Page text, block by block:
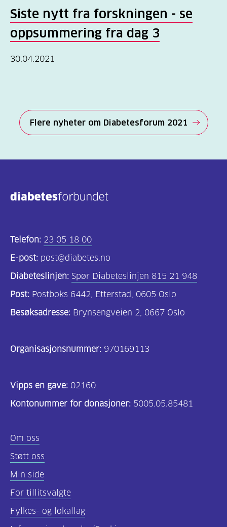
Siste nytt fra forskningen - se
oppsummering fra dag 3
30.04.2021
Flere nyheter om Diabetesforum 2021
Telefon: 23 05 18 00
E-post: post@diabetes.no
Diabeteslinjen: Spør Diabeteslinjen 815 21 948
Post: Postboks 6442, Etterstad, 0605 Oslo
Besøksadresse: Brynsengveien 2, 0667 Oslo
Organisasjonsnummer: 970169113
Vipps en gave: 02160
Kontonummer for donasjoner: 5005.05.85481
Om oss
Støtt oss
Min side
For tillitsvalgte
Fylkes- og lokallag